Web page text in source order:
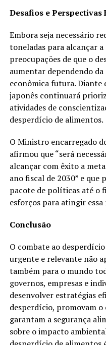
Desafios e Perspectivas
Embora seja necessário
toneladas para alcançar
preocupações de que o
aumentar dependendo
econômica futura. Diante
japonês continuará
atividades de
desperdício de alimentos.
O Ministro encarregado
afirmou que “será
alcançar com êxito a
ano fiscal de 2030” e que
pacote de políticas até o
esforços para atingir essa
Conclusão
O combate ao
urgente e relevante não
também para o mundo
governos, empresas e
desenvolver estratégias
desperdício, promovam o
garantam a segurança
sobre o impacto